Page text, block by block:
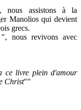
assistons à la
Manolios qui devient
grecs.
nous revivons avec
ce livre plein d'amour
Christ""